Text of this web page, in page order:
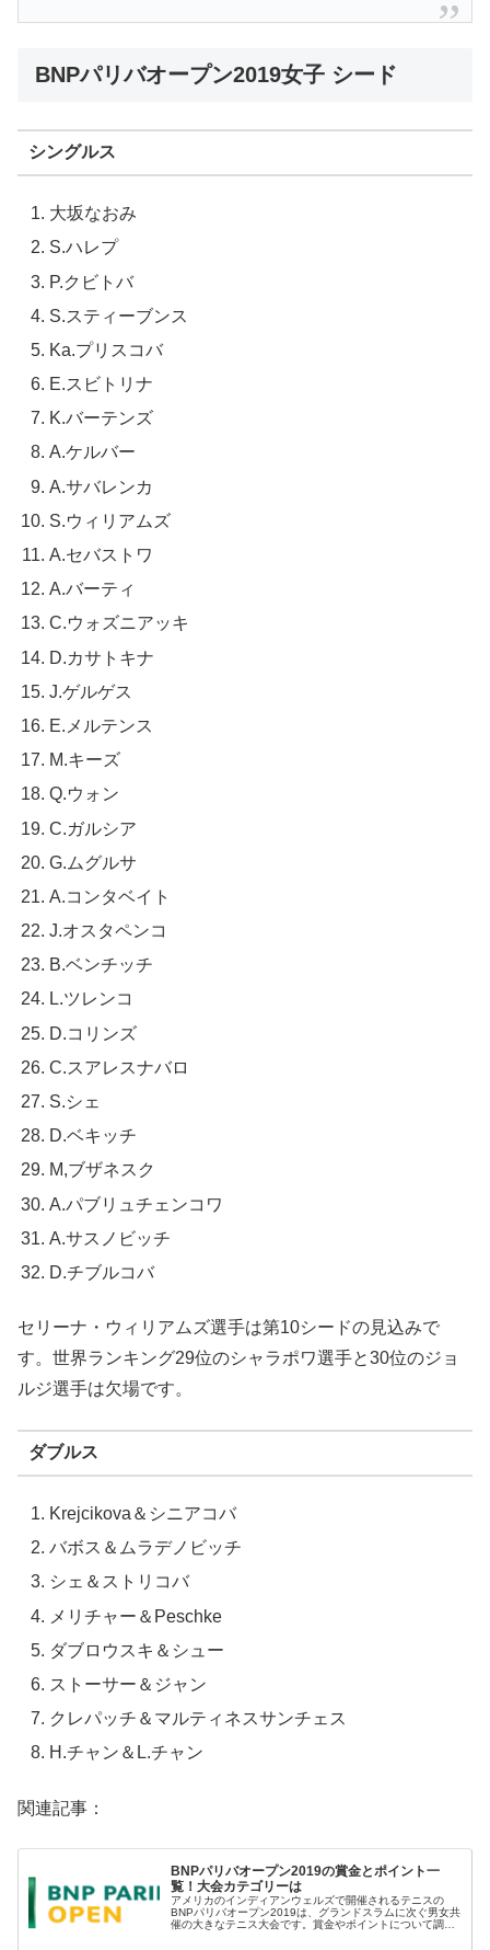
BNPパリバオープン2019女子 シード
シングルス
大坂なおみ
S.ハレプ
P.クビトバ
S.スティーブンス
Ka.プリスコバ
E.スビトリナ
K.バーテンズ
A.ケルバー
A.サバレンカ
S.ウィリアムズ
A.セバストワ
A.バーティ
C.ウォズニアッキ
D.カサトキナ
J.ゲルゲス
E.メルテンス
M.キーズ
Q.ウォン
C.ガルシア
G.ムグルサ
A.コンタベイト
J.オスタペンコ
B.ベンチッチ
L.ツレンコ
D.コリンズ
C.スアレスナバロ
S.シェ
D.ベキッチ
M,ブザネスク
A.パブリュチェンコワ
A.サスノビッチ
D.チブルコバ
セリーナ・ウィリアムズ選手は第10シードの見込みで
す。世界ランキング29位のシャラポワ選手と30位のジョ
ルジ選手は欠場です。
ダブルス
Krejcikova＆シニアコバ
バボス＆ムラデノビッチ
シェ＆ストリコバ
メリチャー＆Peschke
ダブロウスキ＆シュー
ストーサー＆ジャン
クレパッチ＆マルティネスサンチェス
H.チャン＆L.チャン
関連記事：
BNPパリバオープン2019の賞金とポイント一
覧！大会カテゴリーは
アメリカのインディアンウェルズで開催されるテニスの
BNPパリバオープン2019は、グランドスラムに次ぐ男女共
催の大きなテニス大会です。賞金やポイントについて調べ